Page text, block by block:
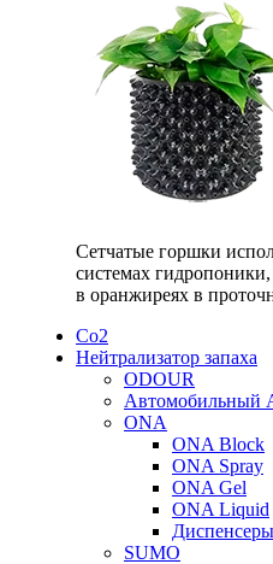
Сетчатые горшки
системах
в оранжиреях в
Со2
Нейтрализатор запаха
ODOUR
Автомобильный
ONA
ONA Block
ONA Spray
ONA Gel
ONA Liquid
SUMO